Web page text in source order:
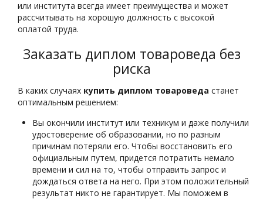
или института всегда имеет преимущества и может
рассчитывать на хорошую должность с высокой
оплатой труда.
Заказать диплом товароведа без
риска
В каких случаях купить диплом товароведа станет
оптимальным решением:
Вы окончили институт или техникум и даже получили
удостоверение об образовании, но по разным
причинам потеряли его. Чтобы восстановить его
официальным путем, придется потратить немало
времени и сил на то, чтобы отправить запрос и
дождаться ответа на него. При этом положительный
результат никто не гарантирует. Мы поможем в